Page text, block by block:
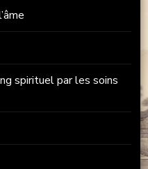
spirituel par les soins